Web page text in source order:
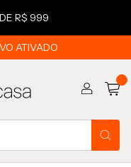
R$ 999
ATIVADO